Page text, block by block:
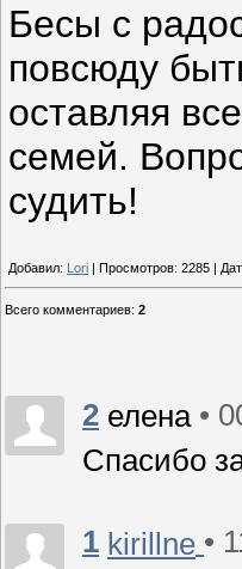
Бесы с
повсюду
оставляя
семей.
судить!
Добавил: Lori | Просмотров: 2285 |
Всего комментариев: 2
2 елена •
Спасибо
1 kirillne •